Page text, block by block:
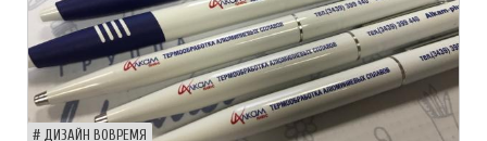
ДИЗАЙН ВОВРЕМЯ